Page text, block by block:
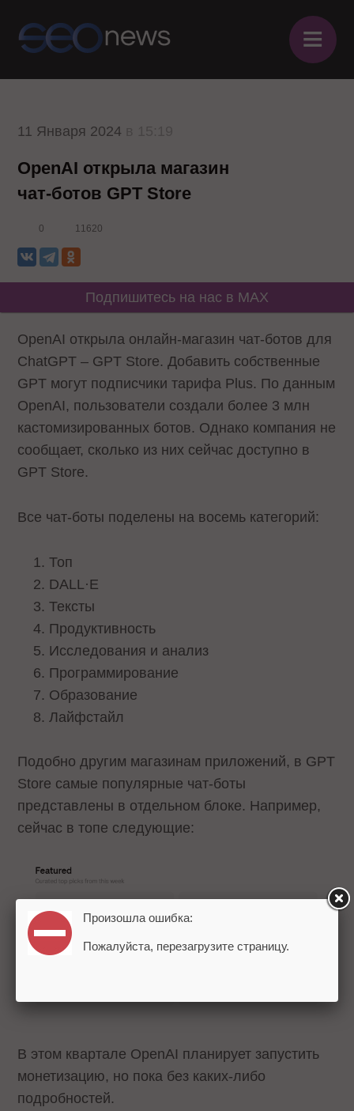
≡
11 Января 2024
OpenAI открыла магазин
чат-ботов GPT Store
0 11620
Подпишитесь на нас в MAX
OpenAI открыла онлайн-магазин чат-ботов для
ChatGPT – GPT Store. Добавить собственные
GPT могут подписчики тарифа Plus. По данным
OpenAI, пользователи создали более 3 млн
кастомизированных ботов. Однако компания не
сообщает, сколько из них сейчас доступно в
GPT Store.
Все чат-боты поделены на восемь категорий:
Топ
DALL·E
Тексты
Продуктивность
Исследования и анализ
Программирование
Образование
Лайфстайл
Подобно другим магазинам приложений, в GPT
Store самые популярные чат-боты
представлены в отдельном блоке. Например,
сейчас в топе следующие:
В этом квартале OpenAI планирует запустить
монетизацию, но пока без каких-либо
подробностей.
Произошла ошибка:
Пожалуйста, перезагрузите страницу.